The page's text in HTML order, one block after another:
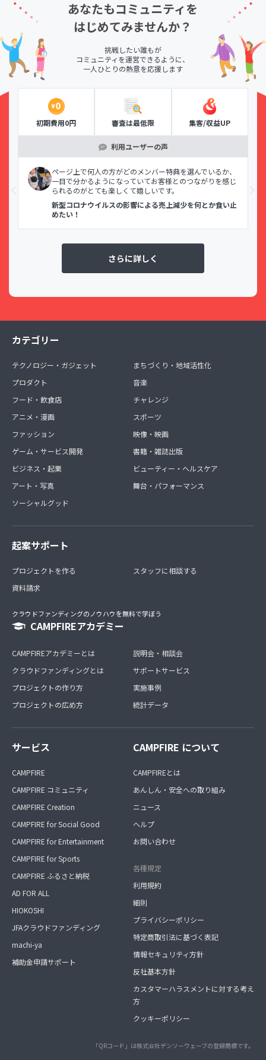
あなたもコミュニティを
はじめてみませんか？
挑戦したい誰もが
コミュニティを運営できるように、
一人ひとりの熱意を応援します
初期費用0円 審査は最低限 集客/収益UP
利用ユーザーの声
ページ上で何人の方がどのメンバー特典を選んでいるか、
一目で分かるようになっていてお客様とのつながりを感じ
られるのがとても楽しくて嬉しいです。
新型コロナウイルスの影響による売上減少を何とか食い止
めたい！
さらに詳しく
カテゴリー
テクノロジー・ガジェット
プロダクト
フード・飲食店
アニメ・漫画
ファッション
ゲーム・サービス開発
ビジネス・起業
アート・写真
ソーシャルグッド
まちづくり・地域活性化
音楽
チャレンジ
スポーツ
映像・映画
書籍・雑誌出版
ビューティー・ヘルスケア
舞台・パフォーマンス
起案サポート
プロジェクトを作る
資料請求
スタッフに相談する
クラウドファンディングのノウハウを無料で学ぼう
CAMPFIREアカデミー
CAMPFIREアカデミーとは
クラウドファンディングとは
プロジェクトの作り方
プロジェクトの広め方
説明会・相談会
サポートサービス
実施事例
統計データ
サービス
CAMPFIRE
CAMPFIRE コミュニティ
CAMPFIRE Creation
CAMPFIRE for Social Good
CAMPFIRE for Entertainment
CAMPFIRE for Sports
CAMPFIRE ふるさと納税
AD FOR ALL
HIOKOSHI
JFAクラウドファンディング
machi-ya
補助金申請サポート
CAMPFIRE について
CAMPFIREとは
あんしん・安全への取り組み
ニュース
ヘルプ
お問い合わせ
各種規定
利用規約
細則
プライバシーポリシー
特定商取引法に基づく表記
情報セキュリティ方針
反社基本方針
カスタマーハラスメントに対する考え
方
クッキーポリシー
「QRコード」は株式会社デンソーウェーブの登録商標です。